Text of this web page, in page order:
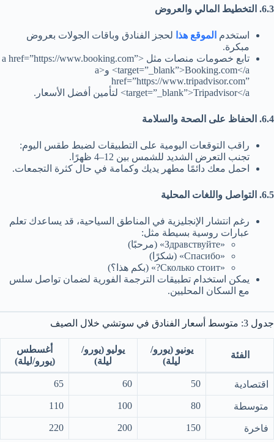
6.3. التخطيط المالي والعروض
استخدم الموقع هذا لحجز الفنادق وباقات الجولات بعروض
مبكرة.
تابع خصومات منصات مثل <a href=”https://www.booking.com”
target=”_blank”>Booking.com</a> و<a
href=”https://www.tripadvisor.com”
target=”_blank”>Tripadvisor</a> لتأمين أفضل الأسعار.
6.4. الحفاظ على الصحة والسلامة
راقب التوقعات اليومية على التطبيقات لضبط طقس اليوم:
تجنب التعرض الشديد للشمس بين 12–4 ظهرًا.
احمل معك دائمًا مطهر يديك وكمامة في حال كثرة التجمعات.
6.5. التواصل واللغات المحلية
رغم انتشار الإنجليزية في المناطق السياحية، قد يساعدك تعلم
عبارات روسية بسيطة مثل:
«Здравствуйте» (مرحبًا)
«Спасибо» (شكرًا)
«Сколько стоит?» (بكم هذا؟)
يمكن استخدام تطبيقات الترجمة الفورية لضمان تواصل سلس
مع السكان المحليين.
جدول 3: متوسط أسعار الفنادق في سوتشي خلال الصيف
الفئة
يونيو (يورو/
ليلة)
يوليو (يورو/
ليلة)
أغسطس
(يورو/ليلة)
اقتصادية 50
60
65
متوسطة 80
100
110
فاخرة 150
200
220